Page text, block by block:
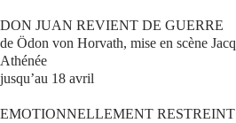
DON JUAN REVIENT DE GUERRE
de Ödon von Horvath, mise en scène
Athénée
jusqu’au 18 avril
EMOTIONNELLEMENT RESTREINT